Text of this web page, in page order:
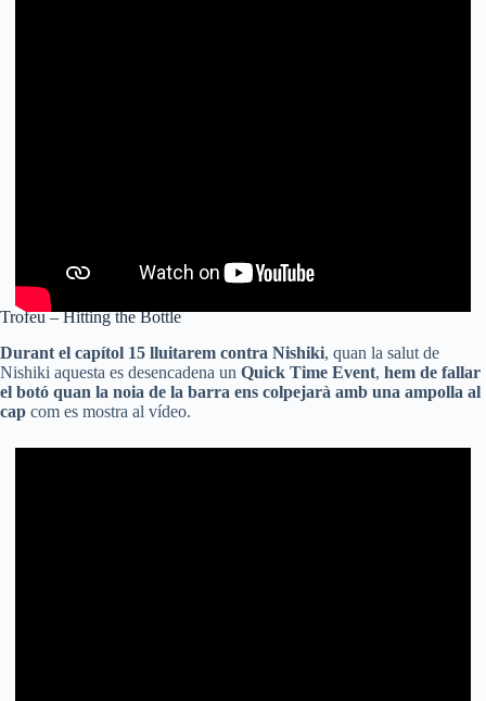
Trofeu – Hitting the Bottle
Durant el capítol 15 lluitarem contra Nishiki, quan la salut de
Nishiki aquesta es desencadena un Quick Time Event, hem de fallar
el botó quan la noia de la barra ens colpejarà amb una ampolla al
cap com es mostra al vídeo.